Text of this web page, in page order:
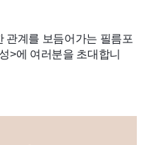
관계를 보듬어가는 필름포
>에 여러분을 초대합니